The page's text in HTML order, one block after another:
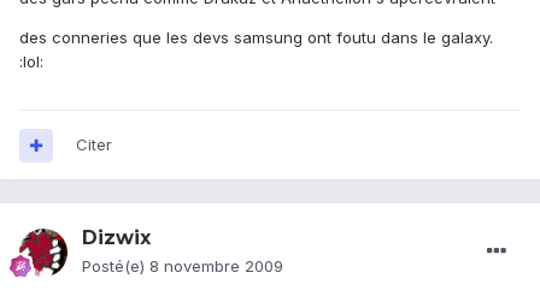
des conneries que les devs samsung ont foutu dans le galaxy.
:lol:
Citer
Dizwix
Posté(e) 8 novembre 2009